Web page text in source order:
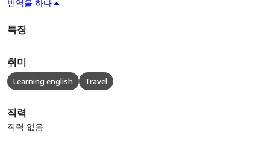
번역을 하다
특징
취미
Learning english Travel
직력
직력 없음